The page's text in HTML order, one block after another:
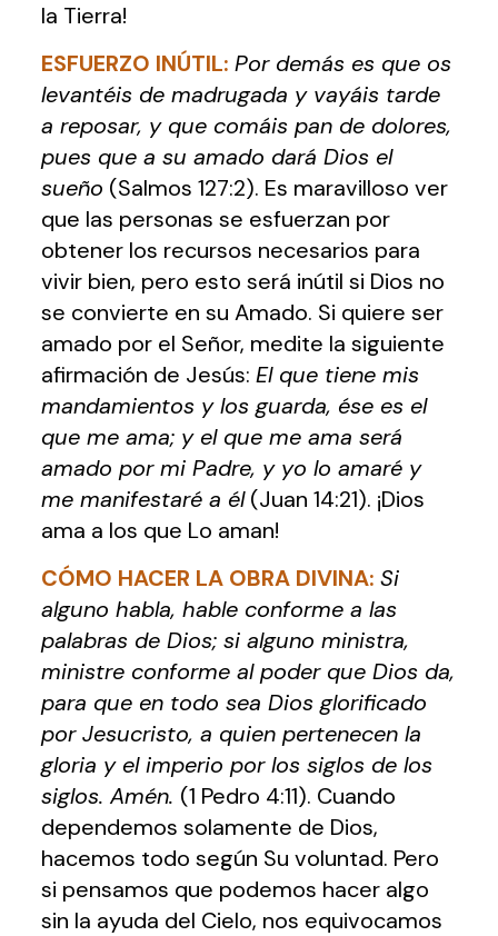
la Tierra!
ESFUERZO INÚTIL: Por demás es que os
levantéis de madrugada y vayáis tarde
a reposar, y que comáis pan de dolores,
pues que a su amado dará Dios el
sueño (Salmos 127:2). Es maravilloso ver
que las personas se esfuerzan por
obtener los recursos necesarios para
vivir bien, pero esto será inútil si Dios no
se convierte en su Amado. Si quiere ser
amado por el Señor, medite la siguiente
afirmación de Jesús: El que tiene mis
mandamientos y los guarda, ése es el
que me ama; y el que me ama será
amado por mi Padre, y yo lo amaré y
me manifestaré a él(Juan 14:21). ¡Dios
ama a los que Lo aman!
CÓMO HACER LA OBRA DIVINA: Si
alguno habla, hable conforme a las
palabras de Dios; si alguno ministra,
ministre conforme al poder que Dios da,
para que en todo sea Dios glorificado
por Jesucristo, a quien pertenecen la
gloria y el imperio por los siglos de los
siglos. Amén. (1 Pedro 4:11). Cuando
dependemos solamente de Dios,
hacemos todo según Su voluntad. Pero
si pensamos que podemos hacer algo
sin la ayuda del Cielo, nos equivocamos